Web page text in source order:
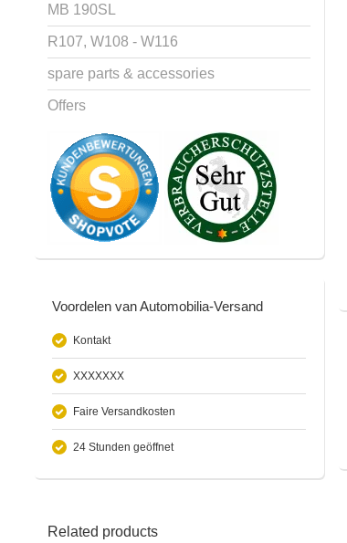
MB 190SL
R107, W108 - W116
spare parts & accessories
Offers
Voordelen van Automobilia-Versand
Kontakt
XXXXXXX
Faire Versandkosten
24 Stunden geöffnet
Related products